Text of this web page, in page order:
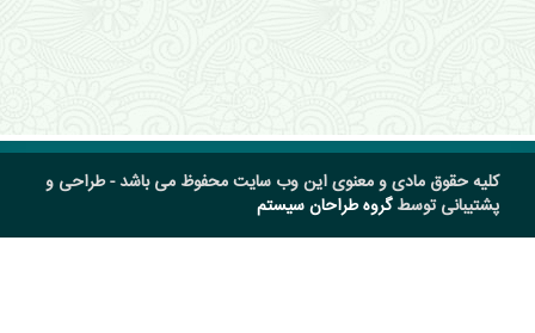
کلیه حقوق مادی و معنوی این وب سایت محفوظ می باشد - طراحی و
پشتیبانی توسطگروه طراحان سیستم